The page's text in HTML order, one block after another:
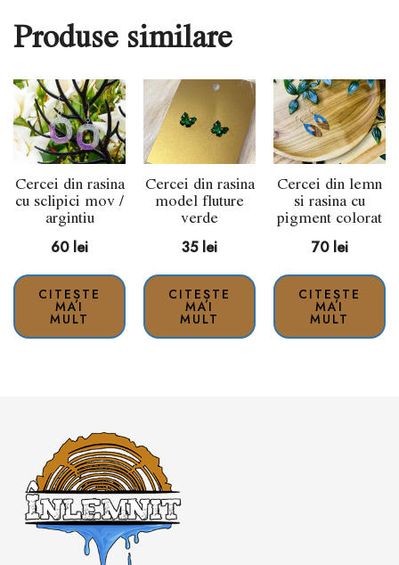
Produse similare
Cercei din rasina
cu sclipici mov /
argintiu
60 lei
CITEȘTE
MAI
MULT
Cercei din rasina
model fluture
verde
35 lei
CITEȘTE
MAI
MULT
Cercei din lemn
si rasina cu
pigment colorat
70 lei
CITEȘTE
MAI
MULT